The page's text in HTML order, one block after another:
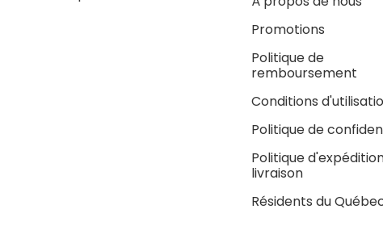
Promotions
Politique de
remboursement
Conditions
Politique de
Politique
livraison
Résidents du